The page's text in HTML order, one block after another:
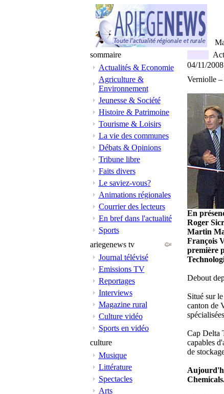
sommaire
Actualités & Economie
Agriculture &
Environnement
Jeunesse & Société
Histoire & Patrimoine
Tourisme & Loisirs
La vie des communes
Débats & Opinions
Tribune libre
Faits divers
Le saviez-vous?
Animations régionales
Courrier des lecteurs
En bref dans l'actualité
Sports
ariegenews tv
Journal télévisé
Emissions TV
Reportages
Interviews
Magazine rural
Culture vidéo
Sports en vidéo
culture
Musique
Littérature
Spectacles
Arts
04/11/2008
Verniolle –
En
Roger
Martin
François
première
Debout
Situé sur
canton de
Cap Delta
capables
de